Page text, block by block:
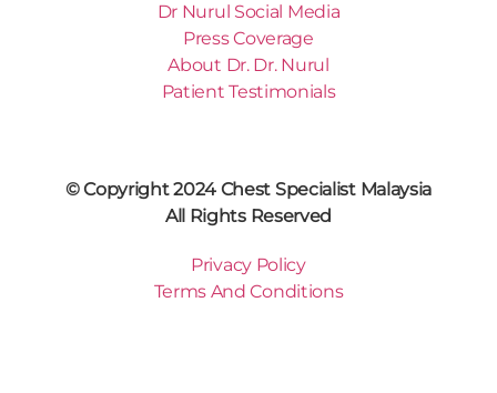
Dr Nurul Social Media
Press Coverage
About Dr. Dr. Nurul
Patient Testimonials
© Copyright 2024 Chest Specialist Malaysia
All Rights Reserved
Privacy Policy
Terms And Conditions